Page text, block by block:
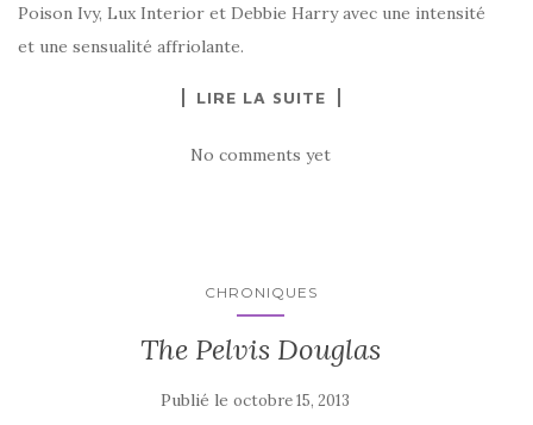
Poison Ivy, Lux Interior et Debbie Harry avec une intensité
et une sensualité affriolante.
LIRE LA SUITE
No comments yet
CHRONIQUES
The Pelvis Douglas
Publié le octobre 15, 2013